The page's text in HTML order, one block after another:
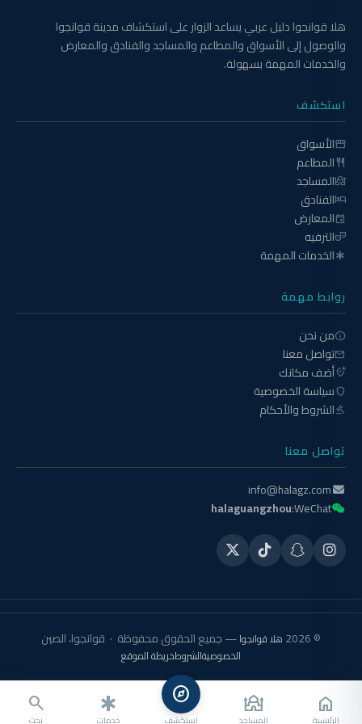
home
الرئيسية
mosque
المساجد
explore
استكشف
emergency
خدمات
search
بحث
هلا قوانجوا دليل عربي يساعد الزوار على استكشاف مدينة قوانجوا
والوصول إلى الأسواق والمطاعم والمساجد والفنادق والمعارض
والخدمات المهمة بسهولة.
استكشف
storefrontالأسواق
restaurant المطاعم
mosqueالمساجد
hotelالفنادق
eventالمعارض
theater_comedyالترفيه
emergencyالخدمات المهمة
روابط مهمة
infoمن نحن
mailتواصل معنا
add_location_altأضف مكانك
shield سياسة الخصوصية
gavelالشروط والأحكام
تواصل معنا
info@halagz.com
WeChat:
halaguangzhou
© 2026 هلا قوانجوا— جميع الحقوق محفوظة · قوانجوا، الصين
الخصوصيةالشروطخريطة الموقع